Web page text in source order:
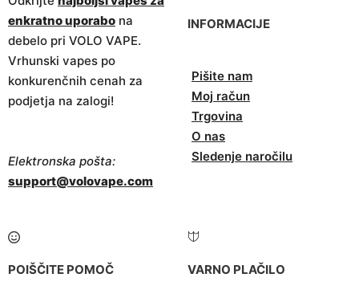
enkratno uporabo na
debelo pri VOLO VAPE.
Vrhunski vapes po
konkurenčnih cenah za
podjetja na zalogi!
Elektronska pošta:
support@volovape.com
INFORMACIJE
Pišite nam
Moj račun
Trgovina
O nas
Sledenje naročilu
POIŠČITE POMOČ VARNO PLAČILO